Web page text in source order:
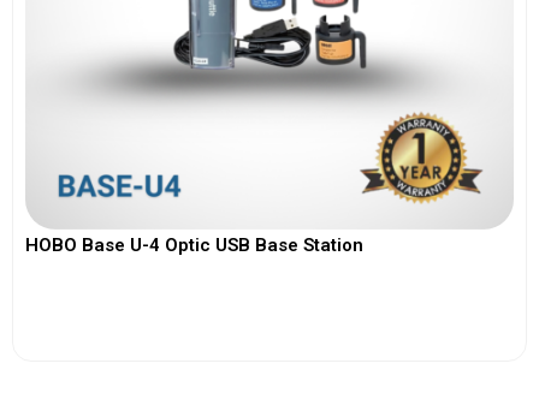
HOBO Base U-4 Optic USB Base Station